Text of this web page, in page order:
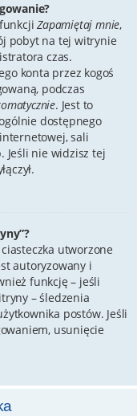
funkcjiZapamiętaj mnie,
pobyt na tej witrynie
czas.
konta przez kogoś
podczas
. Jest to
dostępnego
sali
Jeśli nie widzisz tej
utworzone
autoryzowany i
funkcję – jeśli
– śledzenia
postów. Jeśli
usunięcie